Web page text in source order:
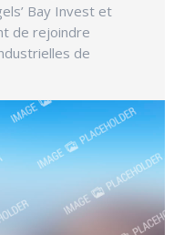
Bay Invest et
de rejoindre
de